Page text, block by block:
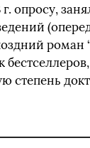
опросу,
роман
степень